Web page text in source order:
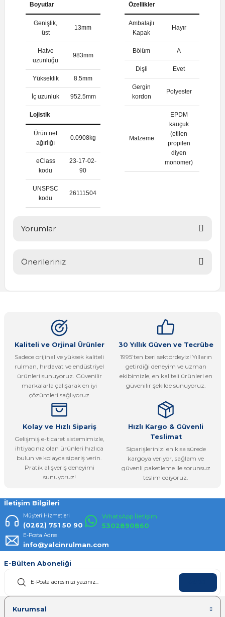
Boyutlar
Genişlik,
üst
13mm
Hatve
uzunluğu
983mm
Yükseklik 8.5mm
İç uzunluk 952.5mm
Lojistik
Ürün net
ağırlığı
0.0908kg
eClass
kodu
23-17-02-
90
UNSPSC
kodu
26111504
Özellikler
Ambalajlı
Kapak
Hayır
Bölüm A
Dişli Evet
Gergin
kordon
Polyester
Malzeme
EPDM
kauçuk
(etilen
propilen
diyen
monomer)
Yorumlar
Önerileriniz
Görüş ve önerileriniz için teşekkür ederiz.
Ürün resmi kalitesiz, bozuk veya görüntülenemiyor.
Ürün açıklamasında eksik bilgiler bulunuyor.
Ürün bilgilerinde hatalar bulunuyor.
Ürün fiyatı diğer sitelerden daha pahalı.
Bu ürüne benzer farklı alternatifler olmalı.
Gönder
Kaliteli ve Orjinal Ürünler
Sadece orijinal ve yüksek kaliteli
rulman, hırdavat ve endüstriyel
ürünleri sunuyoruz. Güvenilir
markalarla çalışarak en iyi
çözümleri sağlıyoruz
30 Yıllık Güven ve Tecrübe
1995’ten beri sektördeyiz! Yılların
getirdiği deneyim ve uzman
ekibimizle, en kaliteli ürünleri en
güvenilir şekilde sunuyoruz.
Kolay ve Hızlı Sipariş
Gelişmiş e-ticaret sistemimizle,
ihtiyacınız olan ürünleri hızlıca
bulun ve kolayca sipariş verin.
Pratik alışveriş deneyimi
sunuyoruz!
Hızlı Kargo & Güvenli
Teslimat
Siparişlerinizi en kısa sürede
kargoya veriyor, sağlam ve
güvenli paketleme ile sorunsuz
teslim ediyoruz.
İletişim Bilgileri
Müşteri Hizmetleri
(0262) 751 50 90
WhatsApp İletişim
5302890860
E-Posta Adresi
info@yalcinrulman.com
E-Bülten Aboneliği
Kurumsal